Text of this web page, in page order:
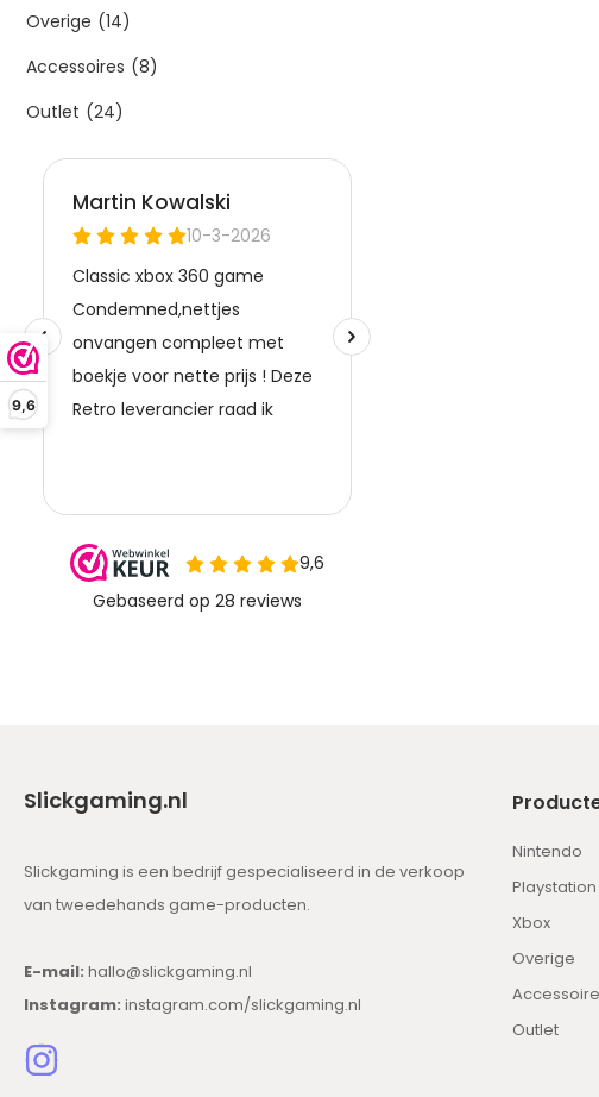
9,6
Overige (14)
Accessoires (8)
Outlet (24)
Slickgaming.nl
Slickgaming is een bedrijf gespecialiseerd in de verkoop
van tweedehands game-producten.
E-mail: hallo@slickgaming.nl
Instagram: instagram.com/slickgaming.nl
Nintendo
Playstation
Xbox
Overige
Outlet